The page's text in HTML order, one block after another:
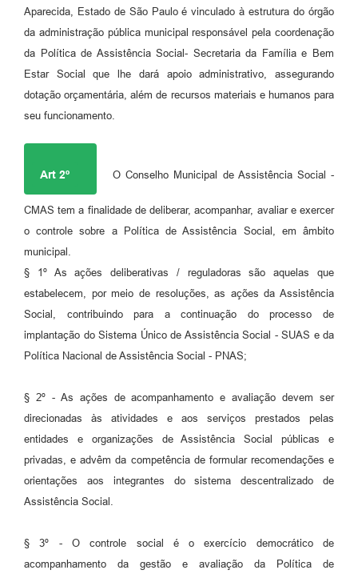
Aparecida, Estado de São Paulo é vinculado à estrutura do órgão
da administração pública municipal responsável pela coordenação
da Política de Assistência Social- Secretaria da Família e Bem
Estar Social que lhe dará apoio administrativo, assegurando
dotação orçamentária, além de recursos materiais e humanos para
seu funcionamento.
Art 2º O Conselho Municipal de Assistência Social -
CMAS tem a finalidade de deliberar, acompanhar, avaliar e exercer
o controle sobre a Política de Assistência Social, em âmbito
municipal.
§ 1º As ações deliberativas / reguladoras são aquelas que
estabelecem, por meio de resoluções, as ações da Assistência
Social, contribuindo para a continuação do processo de
implantação do Sistema Único de Assistência Social - SUAS e da
Política Nacional de Assistência Social - PNAS;
§ 2º - As ações de acompanhamento e avaliação devem ser
direcionadas às atividades e aos serviços prestados pelas
entidades e organizações de Assistência Social públicas e
privadas, e advêm da competência de formular recomendações e
orientações aos integrantes do sistema descentralizado de
Assistência Social.
§ 3º - O controle social é o exercício democrático de
acompanhamento da gestão e avaliação da Política de